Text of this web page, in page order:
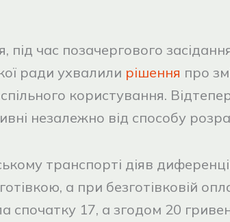
під час позачергового
ради ухвалили рішення про
користування.
незалежно від способу
транспорті діяв
а при безготівковій
спочатку 17, а згодом 20